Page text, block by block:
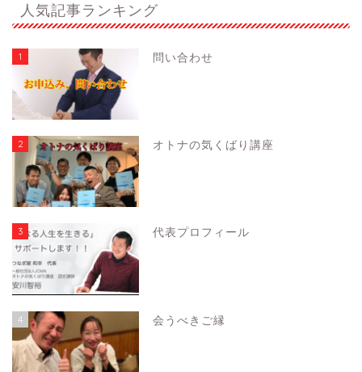
人気記事ランキング
1 問い合わせ
2 オトナの気くばり講座
3 代表プロフィール
4 会うべきご縁